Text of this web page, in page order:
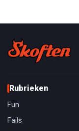
Rubrieken
Fun
Fails